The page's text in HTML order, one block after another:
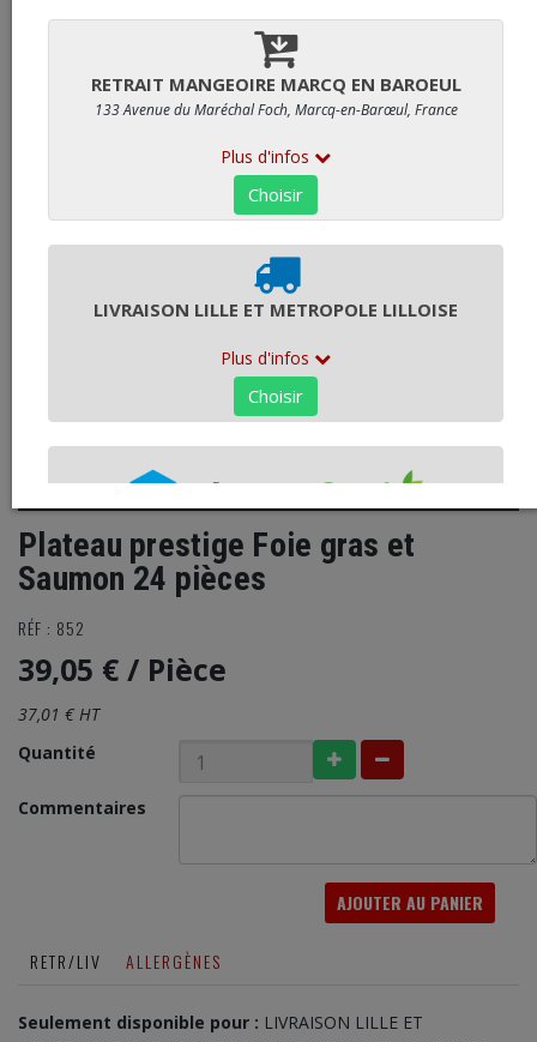
Plateau prestige Foie gras et
Saumon 24 pièces
RÉF : 852
39,05 € / Pièce
37,01 € HT
Quantité
Commentaires
AJOUTER AU PANIER
RETR/LIV ALLERGÈNES
Seulement disponible pour : LIVRAISON LILLE ET